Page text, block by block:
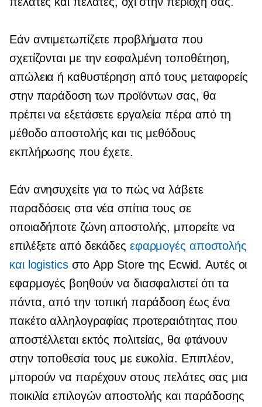
Εάν αντιμετωπίζετε προβλήματα που
σχετίζονται με την εσφαλμένη τοποθέτηση,
απώλεια ή καθυστέρηση από τους μεταφορείς
στην παράδοση των προϊόντων σας, θα
πρέπει να εξετάσετε εργαλεία πέρα ​​από τη
μέθοδο αποστολής και τις μεθόδους
εκπλήρωσης που έχετε.
Εάν ανησυχείτε για το πώς να λάβετε
παραδόσεις στα νέα σπίτια τους σε
οποιαδήποτε ζώνη αποστολής, μπορείτε να
επιλέξετε από δεκάδες εφαρμογές αποστολής
και logisticsστο App Store της Ecwid. Αυτές οι
εφαρμογές βοηθούν να διασφαλιστεί ότι τα
πάντα, από την τοπική παράδοση έως ένα
πακέτο αλληλογραφίας προτεραιότητας που
αποστέλλεται εκτός πολιτείας, θα φτάνουν
στην τοποθεσία τους με ευκολία. Επιπλέον,
μπορούν να παρέχουν στους πελάτες σας μια
ποικιλία επιλογών αποστολής και παράδοσης